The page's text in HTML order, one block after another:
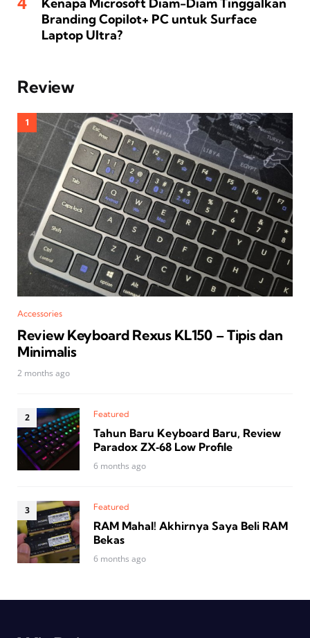
Branding Copilot+ PC untuk Surface
Laptop Ultra?
Review
Accessories
Review Keyboard Rexus KL150 – Tipis dan
Minimalis
2 months ago
Featured
Tahun Baru Keyboard Baru, Review
Paradox ZX‑68 Low Profile
6 months ago
Featured
RAM Mahal! Akhirnya Saya Beli RAM
Bekas
6 months ago